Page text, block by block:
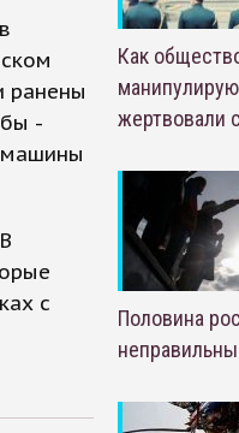
ранены
-
машины
с
Как
жертвовали
Половина